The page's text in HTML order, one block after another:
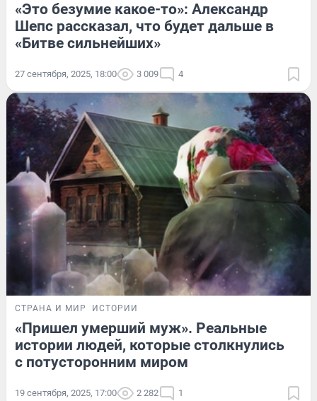
«Это безумие какое-то»: Александр
Шепс рассказал, что будет дальше в
«Битве сильнейших»
27 сентября, 2025, 18:00 3 009 4
СТРАНА И МИР ИСТОРИИ
«Пришел умерший муж». Реальные
истории людей, которые столкнулись
с потусторонним миром
19 сентября, 2025, 17:00 2 282 1